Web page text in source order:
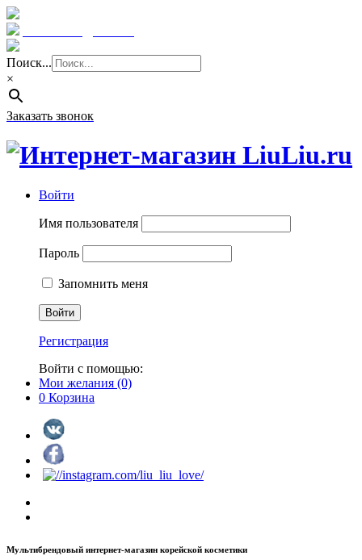
Поиск...
×
Заказать звонок
Войти
Имя пользователя
Пароль
Запомнить меня
Регистрация
Войти с помощью:
Мои желания (0)
0 Корзина
Мультибрендовый интернет-магазин корейской косметики